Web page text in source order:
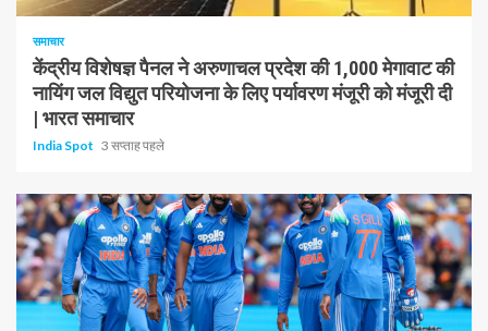
समाचार
केंद्रीय विशेषज्ञ पैनल ने अरुणाचल प्रदेश की 1,000 मेगावाट की
नायिंग जल विद्युत परियोजना के लिए पर्यावरण मंजूरी को मंजूरी दी
| भारत समाचार
India Spot 3 सप्ताह पहले